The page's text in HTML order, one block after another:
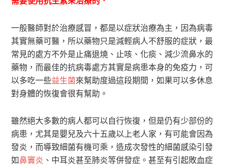
一般醫師對於治療感冒，都是以症狀治療為主，因為病毒
其實無藥可醫，所以藥物只是減輕病人不舒服的症狀，最
常見的處方不外是止痛退燒、止咳、化痰、減少流鼻水的
藥物，而最佳的抗病毒處方其實是病患本身的免疫力，可
以多吃一些益生菌來幫助度過這段期間，如果可以多休息
對身體的恢復會很有幫助。
雖然絕大多數的病人都可以自行恢復，但是仍有少部份的
病患，尤其是嬰兒及六十五歲以上老人家，有可能會因為
發炎，而導致細菌有機可乘，造成次發性的細菌感染引發
如鼻竇炎 、中耳炎甚至肺炎等併發症。甚至有引起敗血症